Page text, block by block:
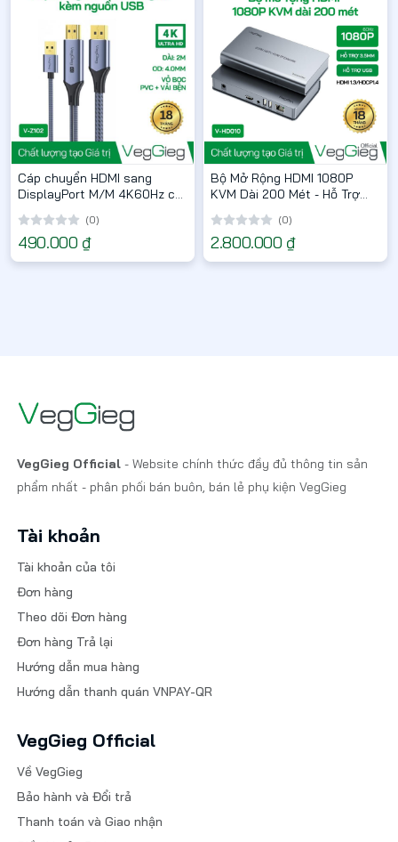
Cáp chuyển HDMI sang
DisplayPort M/M 4K60Hz có
(0)
490.000 ₫
Bộ Mở Rộng HDMI 1080P
KVM Dài 200 Mét - Hỗ Trợ
(0)
2.800.000 ₫
VegGieg Official - Website chính thức đầy đủ thông tin sản
phẩm nhất - phân phối bán buôn, bán lẻ phụ kiện VegGieg
Tài khoản
Tài khoản của tôi
Đơn hàng
Theo dõi Đơn hàng
Đơn hàng Trả lại
Hướng dẫn mua hàng
Hướng dẫn thanh quán VNPAY-QR
VegGieg Official
Về VegGieg
Bảo hành và Đổi trả
Thanh toán và Giao nhận